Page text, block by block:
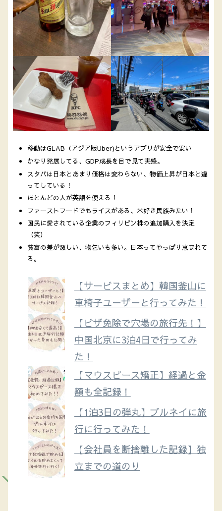
移動はGLAB（アジア版Uber)というアプリが安全で安い
かなり発展してる、GDP成長を目で見て実感。
スタバは日本とあまり価格は変わらない、物価上昇が日本と違
ってしている！
ほとんどの人が英語を使える！
ファーストフードでもライスがある、米好き民族みたい！
国民に愛されている企業のフィリピン株の追加購入を決定
（笑）
貧富の差が激しい、物乞いも多い。日本ってやっぱり恵まれて
る。
【サービスまとめ】韓国釜山に
車椅子ユーザーと行ってみた！
【ビザ免除で穴場の旅行先！】
中国北京に3泊4日で行ってみ
た！
【マウスピース矯正】経過と金
額も全記録！
【1泊3日の弾丸】ブルネイに旅
行に行ってみた！
【会社員を断捨離した記録】独
立までの道のり